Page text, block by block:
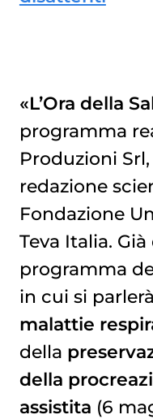
«L’Ora della
programma
Produzioni
redazione
Fondazione
Teva Italia.
programma
in cui si
malattie
della
della
assistita (6